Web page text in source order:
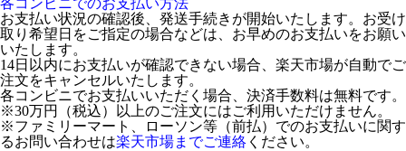
各コンビニでのお支払い方法
お支払い状況の確認後、発送手続きが開始いたします。お受け
取り希望日をご指定の場合などは、お早めのお支払いをお願い
いたします。
14日以内にお支払いが確認できない場合、楽天市場が自動でご
注文をキャンセルいたします。
各コンビニでお支払いいただく場合、決済手数料は無料です。
※30万円（税込）以上のご注文にはご利用いただけません。
※ファミリーマート、ローソン等（前払）でのお支払いに関す
るお問い合わせは楽天市場までご連絡 ください。